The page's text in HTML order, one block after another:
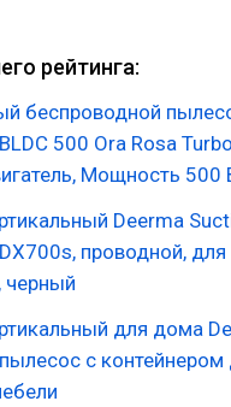
рейтинга:
беспроводной
500 Ora Rosa
Мощность 500
Dееrmа
проводной,
черный
для дома
с контейнером